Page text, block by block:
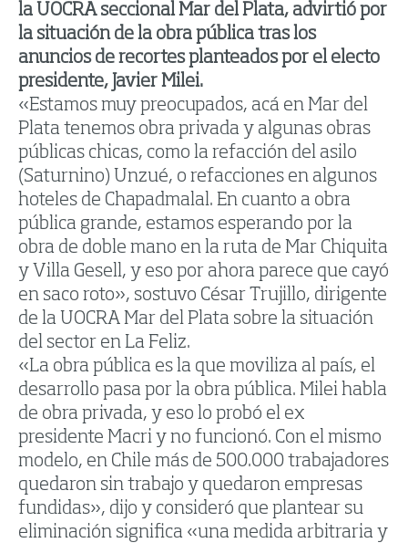
la UOCRA seccional Mar del Plata, advirtió por
la situación de la obra pública tras los
anuncios de recortes planteados por el electo
presidente, Javier Milei.
«Estamos muy preocupados, acá en Mar del
Plata tenemos obra privada y algunas obras
públicas chicas, como la refacción del asilo
(Saturnino) Unzué, o refacciones en algunos
hoteles de Chapadmalal. En cuanto a obra
pública grande, estamos esperando por la
obra de doble mano en la ruta de Mar Chiquita
y Villa Gesell, y eso por ahora parece que cayó
en saco roto», sostuvo César Trujillo, dirigente
de la UOCRA Mar del Plata sobre la situación
del sector en La Feliz.
«La obra pública es la que moviliza al país, el
desarrollo pasa por la obra pública. Milei habla
de obra privada, y eso lo probó el ex
presidente Macri y no funcionó. Con el mismo
modelo, en Chile más de 500.000 trabajadores
quedaron sin trabajo y quedaron empresas
fundidas», dijo y consideró que plantear su
eliminación significa «una medida arbitraria y